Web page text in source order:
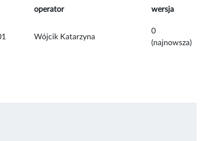
operator wersja
Wójcik Katarzyna
0
(najnowsza)